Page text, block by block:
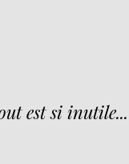
est si inutile...